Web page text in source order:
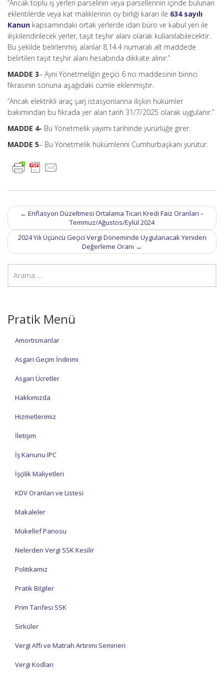
“Ancak toplu iş yerleri parselinin veya parsellerinin içinde bulunan
eklentilerde veya kat maliklerinin oy birliği kararı ile 634 sayılı
Kanun kapsamındaki ortak yerlerde idari büro ve kabul yeri ile
ilişkilendirilecek yerler, taşıt teşhir alanı olarak kullanılabilecektir.
Bu şekilde belirlenmiş alanlar 8.14.4 numaralı alt maddede
belirtilen taşıt teşhir alanı hesabında dikkate alınır.”
MADDE 3– Aynı Yönetmeliğin geçici 6 ncı maddesinin birinci
fıkrasının sonuna aşağıdaki cümle eklenmiştir.
“Ancak elektrikli araç şarj istasyonlarına ilişkin hükümler
bakımından bu fıkrada yer alan tarih 31/7/2025 olarak uygulanır.”
MADDE 4- Bu Yönetmelik yayımı tarihinde yürürlüğe girer.
MADDE 5– Bu Yönetmelik hükümlerini Cumhurbaşkanı yürütür.
Post
navigation
← Enflasyon Düzeltmesi Ortalama Ticari Kredi Faiz Oranları –
Temmuz/Ağustos/Eylül 2024
2024 Yılı Üçüncü Geçici Vergi Döneminde Uygulanacak Yeniden
Değerleme Oranı →
Pratik Menü
Amortismanlar
Asgari Geçim İndirimi
Asgari Ücretler
Hakkımızda
Hizmetlerimiz
İletişim
İş Kanunu IPC
İşçilik Maliyetleri
KDV Oranları ve Listesi
Makaleler
Mükellef Panosu
Nelerden Vergi SSK Kesilir
Politikamız
Pratik Bilgiler
Prim Tarifesi SSK
Sirküler
Vergi Affı ve Matrah Artırımı Semineri
Vergi Kodları